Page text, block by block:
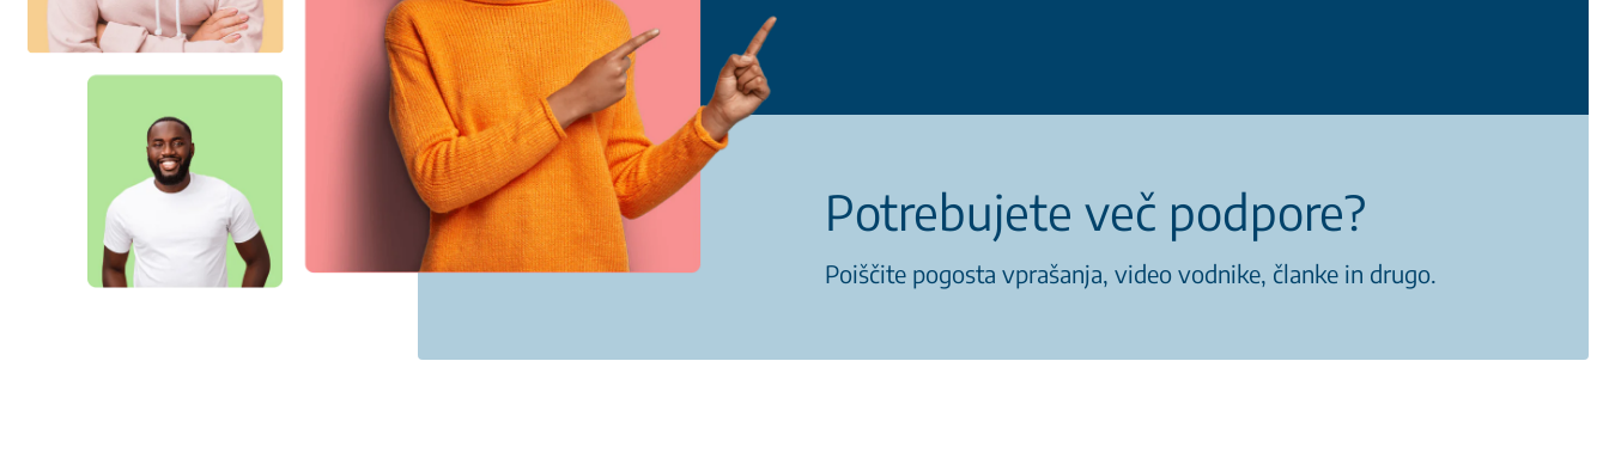
Potrebujete več podpore?
Poiščite pogosta vprašanja, video vodnike, članke in drugo.